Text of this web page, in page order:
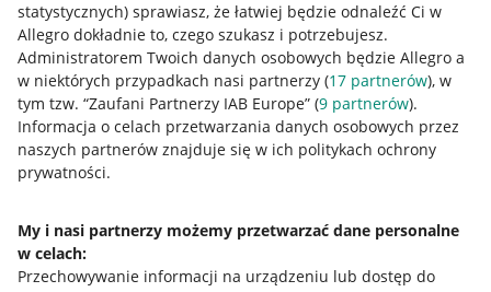
statystycznych) sprawiasz, że łatwiej będzie odnaleźć Ci w
Allegro dokładnie to, czego szukasz i potrzebujesz.
Administratorem Twoich danych osobowych będzie Allegro a
w niektórych przypadkach nasi partnerzy (17 partnerów), w
tym tzw. “Zaufani Partnerzy IAB Europe” (9 partnerów).
Informacja o celach przetwarzania danych osobowych przez
naszych partnerów znajduje się w ich politykach ochrony
prywatności.
My i nasi partnerzy możemy przetwarzać dane personalne
w celach:
Przechowywanie informacji na urządzeniu lub dostęp do
Przydatne informacje
Jak to działa
Allegro Gadane dla sprzedających